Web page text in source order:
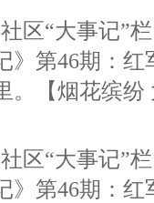
区“大事记”
》第46期：
。【烟花缤纷
区“大事记”
》第46期：